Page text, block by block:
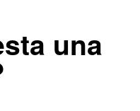
,Noticias
una